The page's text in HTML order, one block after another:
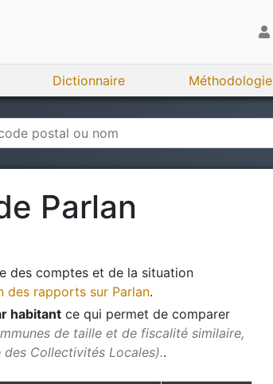
Dictionnaire Méthodologie
Parlan
des comptes et de la situation
des rapports sur Parlan.
habitant ce qui permet de comparer
de taille et de fiscalité similaire,
Collectivités Locales)..